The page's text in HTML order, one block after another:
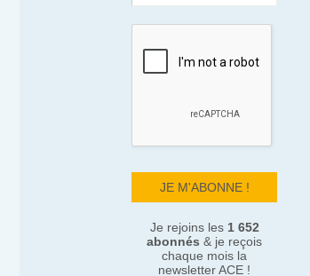
Je rejoins les 1 652
abonnés & je reçois
chaque mois la
newsletter ACE !